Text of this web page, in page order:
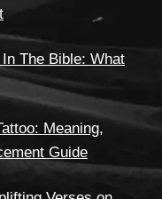
The Bible: What
Meaning,
Guide